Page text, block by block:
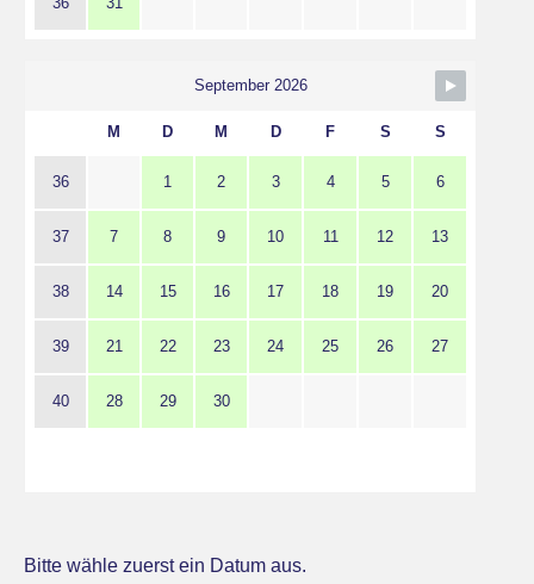
September 2026
M D M D F S S
36 1 2 3 4 5 6
37 7 8 9 10 11 12 13
38 14 15 16 17 18 19 20
39 21 22 23 24 25 26 27
40 28 29 30
Bitte wähle zuerst ein Datum aus.